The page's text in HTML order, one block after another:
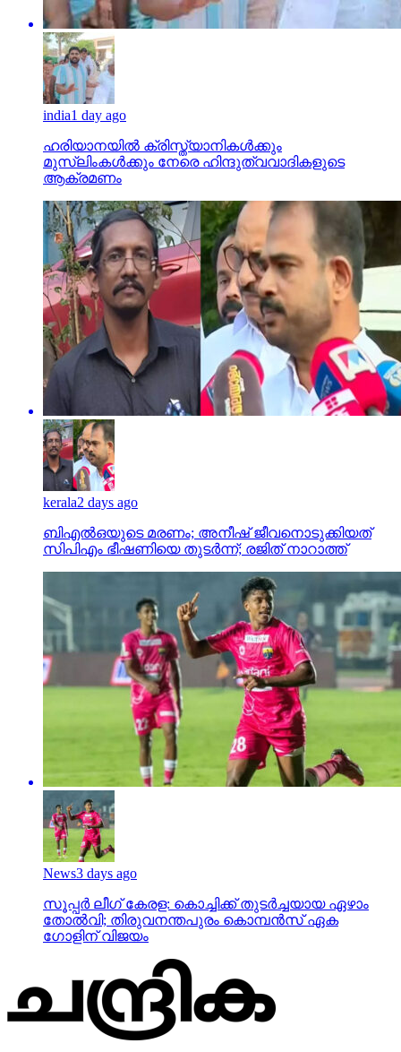
india1 day ago
ഹരിയാനയില്‍ ക്രിസ്ത്യാനികള്‍ക്കും
മുസ്‌ലിംകള്‍ക്കും നേരെ ഹിന്ദുത്വവാദികളുടെ
ആക്രമണം
kerala2 days ago
ബിഎല്‍ഒയുടെ മരണം; അനീഷ് ജീവനൊടുക്കിയത്
സിപിഎം ഭീഷണിയെ തുടര്‍ന്ന്; രജിത് നാറാത്ത്
News3 days ago
സൂപ്പര്‍ ലീഗ് കേരള: കൊച്ചിക്ക് തുടര്‍ച്ചയായ ഏഴാം
തോല്‍വി; തിരുവനന്തപുരം കൊമ്പന്‍സ് ഏക
ഗോളിന് വിജയം